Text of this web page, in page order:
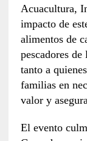
Acuacultura,
impacto de
alimentos de
pescadores
tanto a
familias en
valor y
El evento